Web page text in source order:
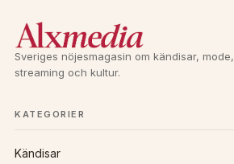
Sveriges nöjesmagasin om kändisar, mode,
streaming och kultur.
KATEGORIER
Kändisar